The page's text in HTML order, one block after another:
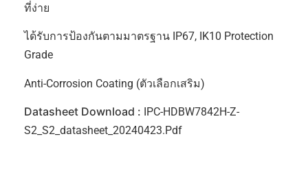
ที่ง่าย
ได้รับการป้องกันตามมาตรฐาน IP67, IK10 Protection
Grade
Anti-Corrosion Coating (ตัวเลือกเสริม)
Datasheet Download : IPC-HDBW7842H-Z-
S2_S2_datasheet_20240423.pdf